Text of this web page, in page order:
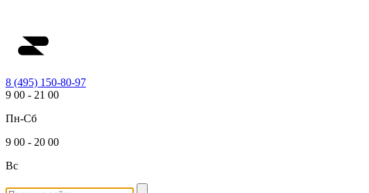
8 (495) 150-80-97
9 00 - 21 00
Пн-Сб
9 00 - 20 00
Вс